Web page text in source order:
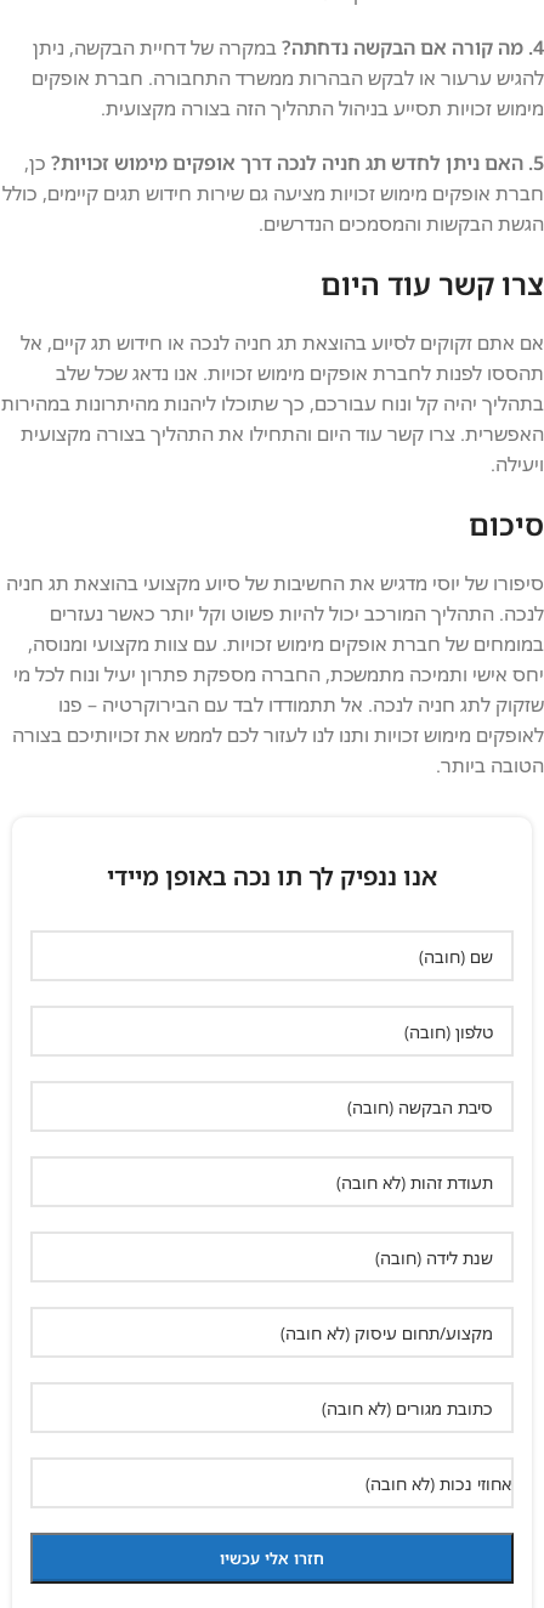
4. מה קורה אם הבקשה נדחתה?
במקרה של דחיית הבקשה, ניתן
להגיש ערעור או לבקש הבהרות ממשרד התחבורה. חברת אופקים
מימוש זכויות תסייע בניהול התהליך הזה בצורה מקצועית.
5. האם ניתן לחדש תג חניה לנכה דרך אופקים מימוש זכויות?
כן,
חברת אופקים מימוש זכויות מציעה גם שירות חידוש תגים קיימים, כולל
הגשת הבקשות והמסמכים הנדרשים.
צרו קשר עוד היום
אם אתם זקוקים לסיוע בהוצאת תג חניה לנכה או חידוש תג קיים, אל
תהססו לפנות לחברת אופקים מימוש זכויות. אנו נדאג שכל שלב
בתהליך יהיה קל ונוח עבורכם, כך שתוכלו ליהנות מהיתרונות במהירות
האפשרית. צרו קשר עוד היום והתחילו את התהליך בצורה מקצועית
ויעילה.
סיכום
סיפורו של יוסי מדגיש את החשיבות של סיוע מקצועי בהוצאת תג חניה
לנכה. התהליך המורכב יכול להיות פשוט וקל יותר כאשר נעזרים
במומחים של חברת אופקים מימוש זכויות. עם צוות מקצועי ומנוסה,
יחס אישי ותמיכה מתמשכת, החברה מספקת פתרון יעיל ונוח לכל מי
שזקוק לתג חניה לנכה. אל תתמודדו לבד עם הבירוקרטיה – פנו
לאופקים מימוש זכויות ותנו לנו לעזור לכם לממש את זכויותיכם בצורה
הטובה ביותר.
אנו ננפיק לך תו נכה באופן מיידי